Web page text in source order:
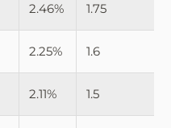
2.46% 1.75
2.25% 1.6
2.11% 1.5